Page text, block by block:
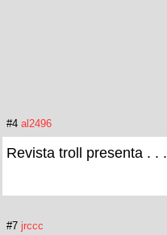
#4 al2496
Revista troll presenta . . .
#7 jrccc